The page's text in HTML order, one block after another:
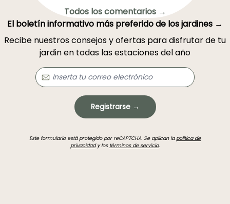
Todos los comentarios →
El boletín informativo más preferido de los jardines →
Recibe nuestros consejos y ofertas para disfrutar de tu
jardin en todas las estaciones del año
Registrarse →
Este formulario está protegido por reCAPTCHA. Se aplican lapolítica de
privacidady los términos de servicio.